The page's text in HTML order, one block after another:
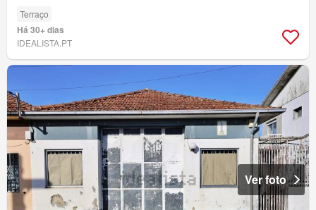
Terraço
Há 30+ dias
IDEALISTA.PT
Ver foto